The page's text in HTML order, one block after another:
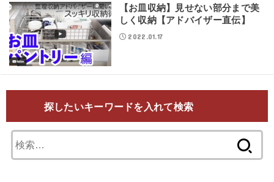
【お皿収納】見せない部分まで美
しく収納【アドバイザー直伝】
2022.01.17
探したいキーワードを入れて検索
索: